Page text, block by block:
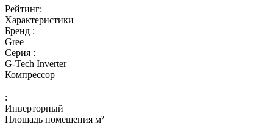
Рейтинг:
Характеристики
Бренд :
Gree
Серия :
G-Tech Inverter
Компрессор
:
Инверторный
Площадь помещения м²